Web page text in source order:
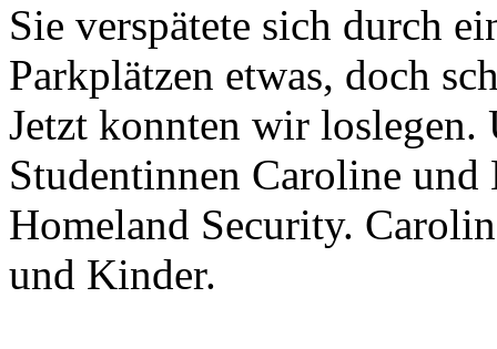
Sie verspätete sich durch
Parkplätzen etwas, doch
Jetzt konnten wir loslegen.
Studentinnen Caroline
Homeland Security.
und Kinder.